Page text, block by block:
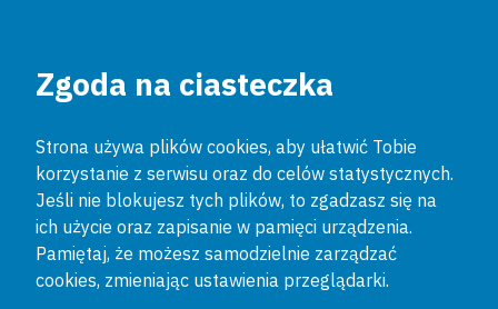
Zgoda na ciasteczka
Strona używa plików cookies, aby ułatwić Tobie
korzystanie z serwisu oraz do celów statystycznych.
Jeśli nie blokujesz tych plików, to zgadzasz się na
ich użycie oraz zapisanie w pamięci urządzenia.
Pamiętaj, że możesz samodzielnie zarządzać
cookies, zmieniając ustawienia przeglądarki.